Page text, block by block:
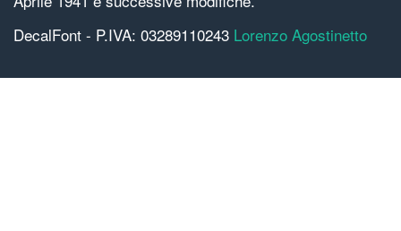
DecalFont - P.IVA: 03289110243 Lorenzo Agostinetto